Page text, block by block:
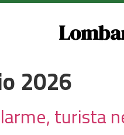
2026
turista